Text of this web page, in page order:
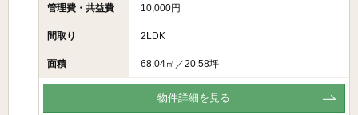
管理費・共益費 10,000円
間取り 2LDK
面積 68.04㎡／20.58坪
物件詳細を見る